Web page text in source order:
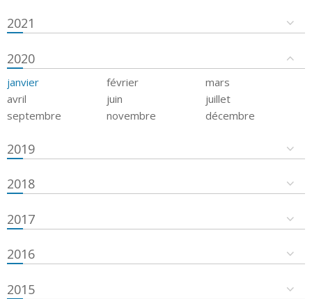
2021
2020
janvier février
mars
avril
juin
juillet
septembre
novembre décembre
2019
2018
2017
2016
2015